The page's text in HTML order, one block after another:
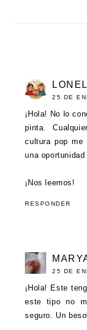
25 DE
¡Hola! No lo
pinta.
cultura pop me
una
¡Nos leemos!
RESPONDER
25 DE
¡Hola! Este
este tipo no
seguro. Un